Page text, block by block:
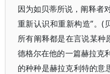
因为如贝蒂所说，阐释者
重新认识和重新构造”。(
所有阐释都是在言说某种
德格尔在他的一篇赫拉克
的种种是赫拉克利特的意